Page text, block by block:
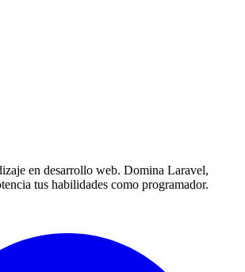
en desarrollo web. Domina Laravel,
tus habilidades como programador.